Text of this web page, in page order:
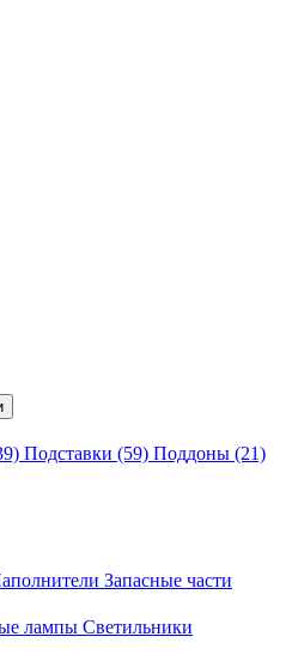
Подставки (59) Поддоны (21)
Запасные части
лампы Светильники